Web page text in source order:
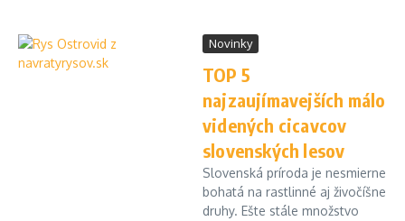
Novinky
TOP 5
najzaujímavejších málo
videných cicavcov
slovenských lesov
Slovenská príroda je nesmierne
bohatá na rastlinné aj živočíšne
druhy. Ešte stále množstvo